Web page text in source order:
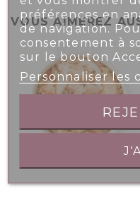
VOUS AIMEREZ
préférences en
de navigation.
consentement à
sur le bouton
Personnaliser les